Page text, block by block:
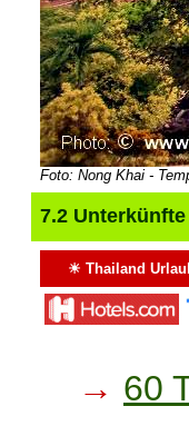
Foto: Nong Khai -
7.2
☀ Thailand
→ 60